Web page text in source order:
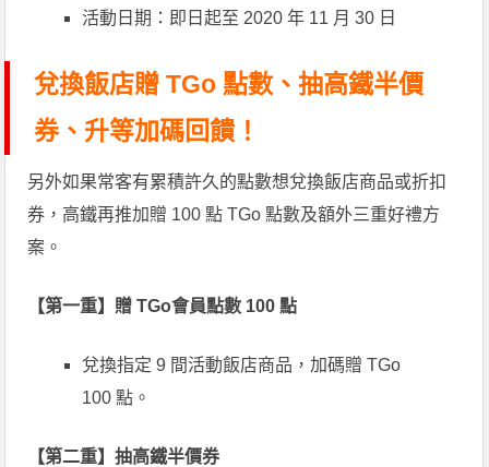
活動日期：即日起至 2020 年 11 月 30 日
兌換飯店贈 TGo 點數、抽高鐵半價
券、升等加碼回饋！
另外如果常客有累積許久的點數想兌換飯店商品或折扣
券，高鐵再推加贈 100 點 TGo 點數及額外三重好禮方
案。
【第一重】贈 TGo會員點數 100 點
兌換指定 9 間活動飯店商品，加碼贈 TGo
100 點。
【第二重】抽高鐵半價券